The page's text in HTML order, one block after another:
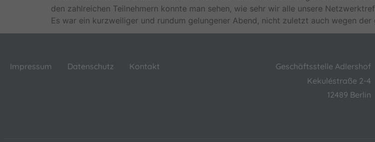
den zahlreichen Teilnehmern konnte man sehen, wie sehr wir alle unsere
Es war ein kurzweiliger und rundum gelungener Abend, nicht zuletzt auch wegen
Impressum Datenschutz Kontakt
Geschäftsstelle Adlershof
Kekuléstraße 2-4
12489 Berlin